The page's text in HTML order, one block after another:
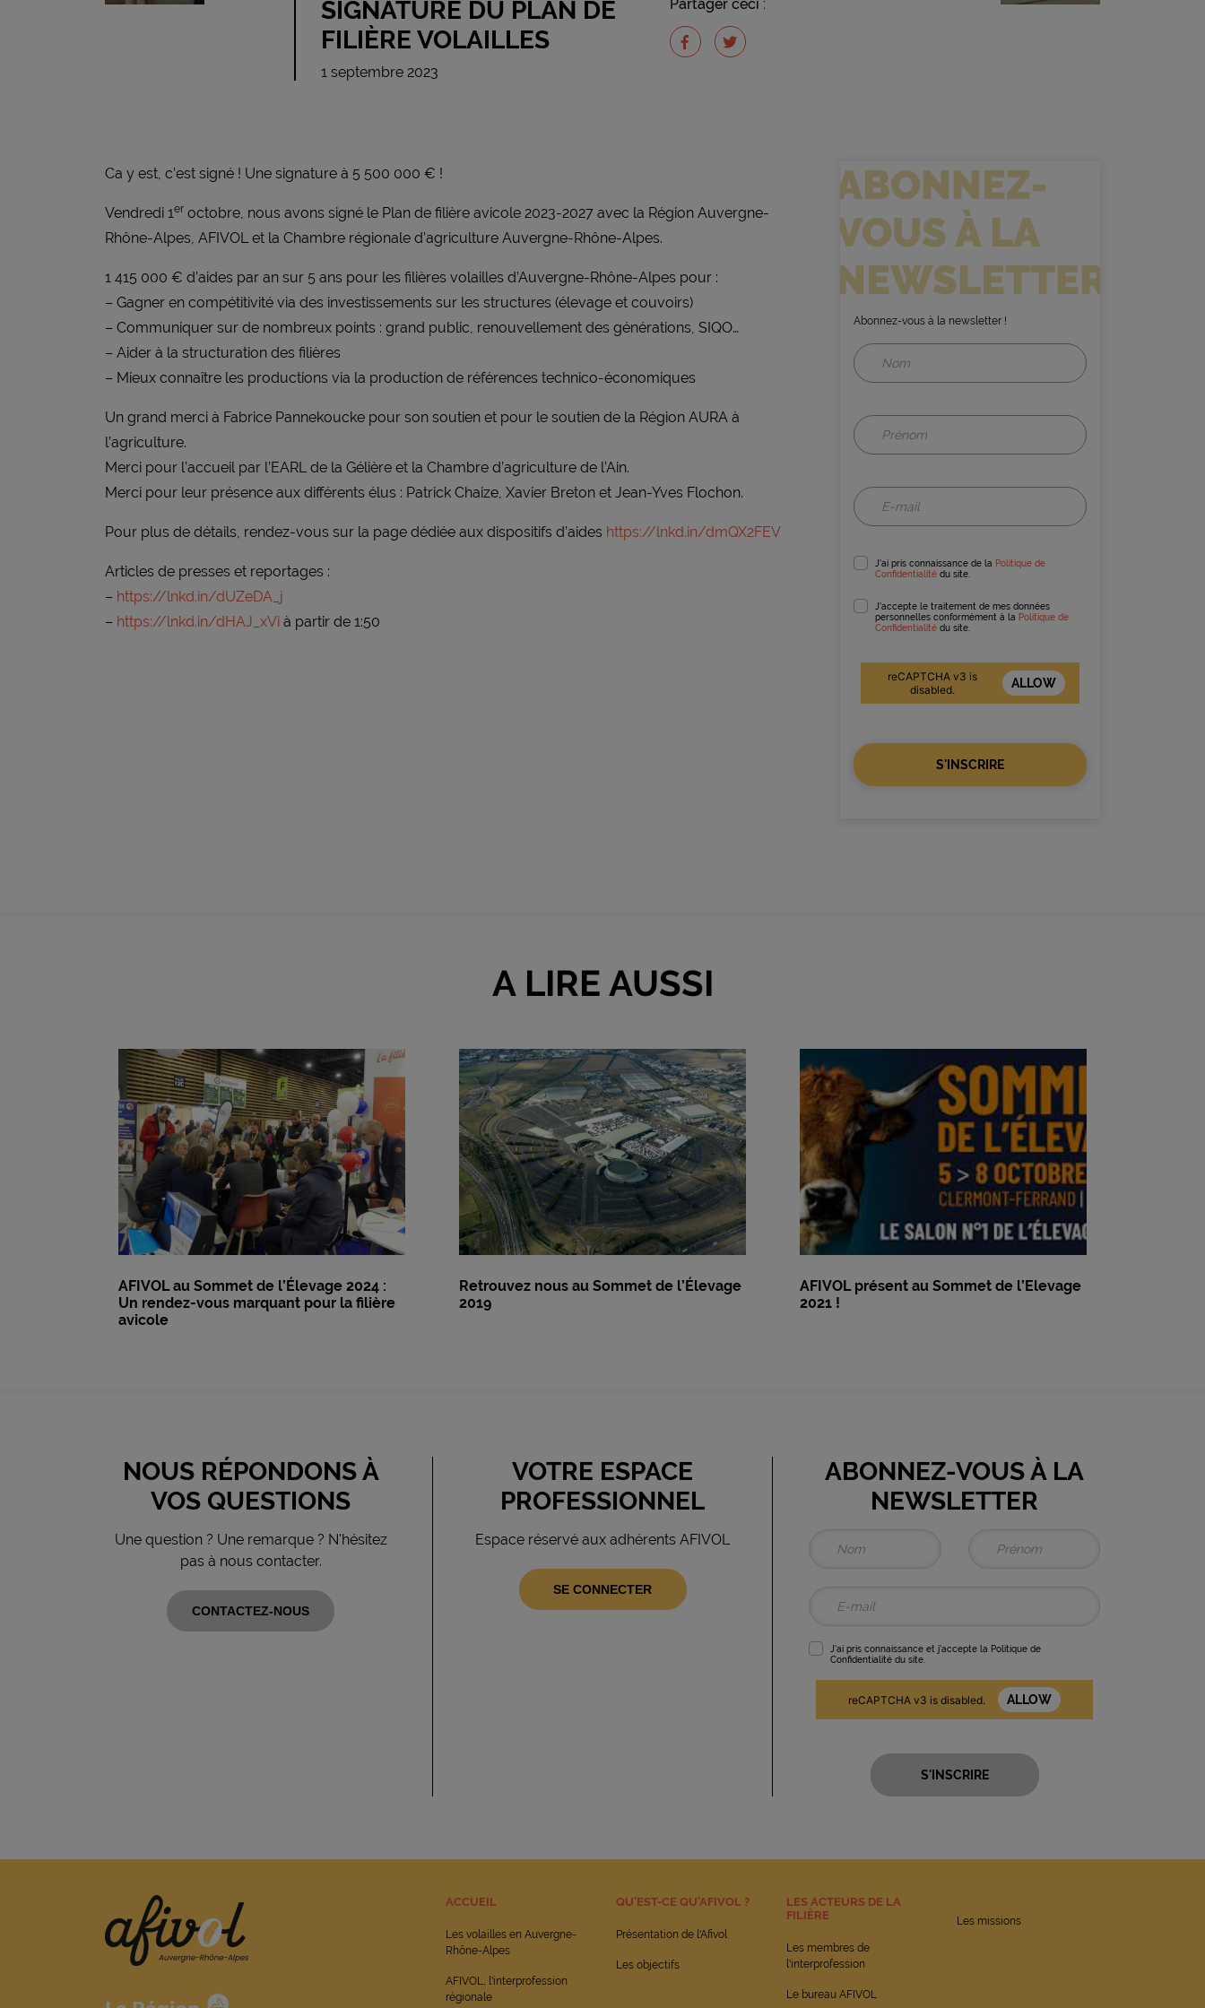
SIGNATURE DU PLAN DE
FILIÈRE VOLAILLES
1 septembre 2023
Partager ceci :
Ca y est, c’est signé ! Une signature à 5 500 000 € !
Vendredi 1er octobre, nous avons signé le Plan de filière avicole 2023-2027 avec la Région Auvergne-
Rhône-Alpes, AFIVOL et la Chambre régionale d’agriculture Auvergne-Rhône-Alpes.
1 415 000 € d’aides par an sur 5 ans pour les filières volailles d’Auvergne-Rhône-Alpes pour :
– Gagner en compétitivité via des investissements sur les structures (élevage et couvoirs)
– Communiquer sur de nombreux points : grand public, renouvellement des générations, SIQO…
– Aider à la structuration des filières
– Mieux connaître les productions via la production de références technico-économiques
Un grand merci à Fabrice Pannekoucke pour son soutien et pour le soutien de la Région AURA à
l’agriculture.
Merci pour l’accueil par l’EARL de la Gélière et la Chambre d’agriculture de l’Ain.
Merci pour leur présence aux différents élus : Patrick Chaize, Xavier Breton et Jean-Yves Flochon.
Pour plus de détails, rendez-vous sur la page dédiée aux dispositifs d’aides https://lnkd.in/dmQX2FEV
Articles de presses et reportages :
– https://lnkd.in/dUZeDA_j
– https://lnkd.in/dHAJ_xVi à partir de 1:50
ABONNEZ-
VOUS À LA
NEWSLETTER
Abonnez-vous à la newsletter !
J'ai pris connaissance de la Politique de
Confidentialité du site.
J'accepte le traitement de mes données
personnelles conformément à la Politique de
Confidentialité du site.
reCAPTCHA v3 is
disabled.
ALLOW
A LIRE AUSSI
AFIVOL au Sommet de l’Élevage 2024 :
Un rendez-vous marquant pour la filière
avicole
Retrouvez nous au Sommet de l’Élevage
2019
AFIVOL présent au Sommet de l’Elevage
2021 !
NOUS RÉPONDONS À
VOS QUESTIONS
Une question ? Une remarque ? N'hésitez
pas à nous contacter.
CONTACTEZ-NOUS
VOTRE ESPACE
PROFESSIONNEL
Espace réservé aux adhérents AFIVOL
SE CONNECTER
ABONNEZ-VOUS À LA
NEWSLETTER
J'ai pris connaissance et j'accepte la Politique de
Confidentialité du site.
reCAPTCHA v3 is disabled. ALLOW
ACCUEIL
Les volailles en Auvergne-
Rhône-Alpes
AFIVOL, l'interprofession
régionale
QU’EST-CE QU’AFIVOL ?
Présentation de l'Afivol
Les objectifs
LES ACTEURS DE LA
FILIÈRE
Les membres de
l'interprofession
Le bureau AFIVOL
Les missions